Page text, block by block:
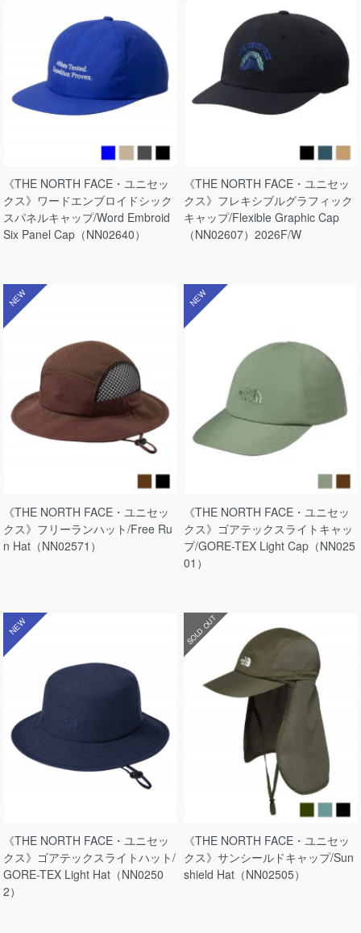
《THE NORTH FACE・ユニセッ
クス》ワードエンブロイドシック
スパネルキャップ/Word Embroid
Six Panel Cap（NN02640）
《THE NORTH FACE・ユニセッ
クス》フレキシブルグラフィック
キャップ/Flexible Graphic Cap
（NN02607）2026F/W
NEW
《THE NORTH FACE・ユニセッ
クス》フリーランハット/Free Ru
n Hat（NN02571）
NEW
《THE NORTH FACE・ユニセッ
クス》ゴアテックスライトキャッ
プ/GORE-TEX Light Cap（NN025
01）
NEW
《THE NORTH FACE・ユニセッ
クス》ゴアテックスライトハット/
GORE-TEX Light Hat（NN0250
2）
SOLD OUT
《THE NORTH FACE・ユニセッ
クス》サンシールドキャップ/Sun
shield Hat（NN02505）